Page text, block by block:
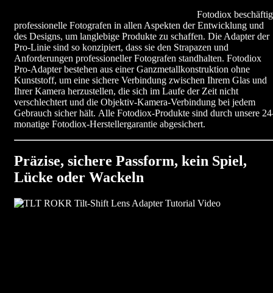
Fotodiox
professionelle Fotografen in allen Aspekten der Entwicklung und
des Designs, um langlebige Produkte zu schaffen. Die Adapter der
Pro-Linie sind so konzipiert, dass sie den Strapazen und
Anforderungen professioneller Fotografen standhalten. Fotodiox
Pro-Adapter bestehen aus einer Ganzmetallkonstruktion ohne
Kunststoff, um eine sichere Verbindung zwischen Ihrem Glas und
Ihrer Kamera herzustellen, die sich im Laufe der Zeit nicht
verschlechtert und die Objektiv-Kamera-Verbindung bei jedem
Gebrauch sicher hält. Alle Fotodiox-Produkte sind durch unsere
monatige Fotodiox-Herstellergarantie abgesichert.
Präzise, ​​sichere Passform, kein Spiel,
Lücke oder Wackeln